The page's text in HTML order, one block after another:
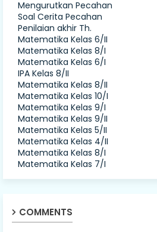
Mengurutkan Pecahan
Soal Cerita Pecahan
Penilaian akhir Th.
Matematika Kelas 6/II
Matematika Kelas 8/I
Matematika Kelas 6/I
IPA Kelas 8/II
Matematika Kelas 8/II
Matematika Kelas 10/I
Matematika Kelas 9/I
Matematika Kelas 9/II
Matematika Kelas 5/II
Matematika Kelas 4/II
Matematika Kelas 8/I
Matematika Kelas 7/I
COMMENTS